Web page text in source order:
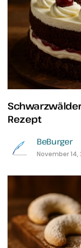
Rezept
BeBurger
November 14,